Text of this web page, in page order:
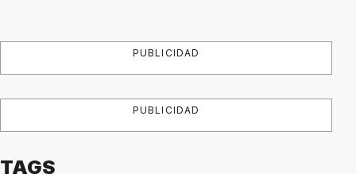
PUBLICIDAD
PUBLICIDAD
TAGS